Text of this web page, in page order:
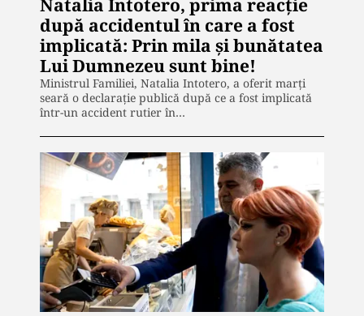
Natalia Intotero, prima reacție
după accidentul în care a fost
implicată: Prin mila și bunătatea
Lui Dumnezeu sunt bine!
Ministrul Familiei, Natalia Intotero, a oferit marți
seară o declarație publică după ce a fost implicată
într-un accident rutier în…